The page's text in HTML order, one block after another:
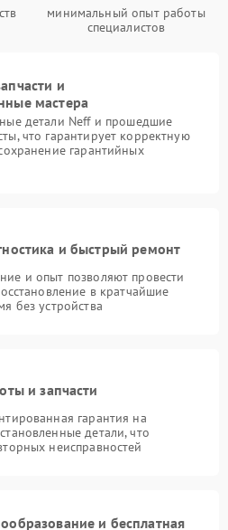
минимальный опыт работы
специалистов
и
мастера
детали Neff и прошедшие
что гарантирует корректную
гарантийных
и быстрый ремонт
и опыт позволяют провести
в кратчайшие
без устройства
и запчасти
гарантия на
детали, что
неисправностей
и бесплатная